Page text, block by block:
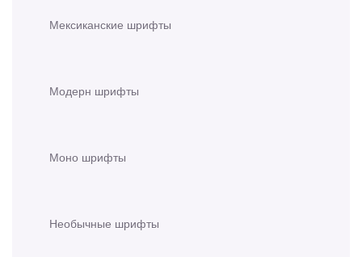
Мексиканские шрифты
Модерн шрифты
Моно шрифты
Необычные шрифты